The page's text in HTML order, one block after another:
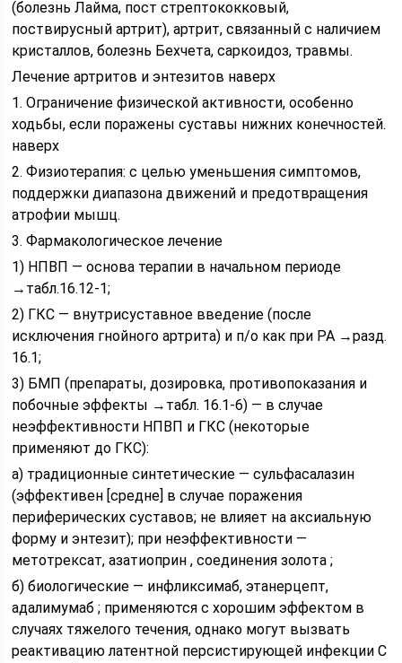
(болезнь Лайма, пост стрептококковый,
поствирусный артрит), артрит, связанный с наличием
кристаллов, болезнь Бехчета, саркоидоз, травмы.
Лечение артритов и энтезитов наверх
1. Ограничение физической активности, особенно
ходьбы, если поражены суставы нижних конечностей.
наверх
2. Физиотерапия: с целью уменьшения симптомов,
поддержки диапазона движений и предотвращения
атрофии мышц.
3. Фармакологическое лечение
1) НПВП — основа терапии в начальном периоде
→табл.16.12-1;
2) ГКС — внутрисуставное введение (после
исключения гнойного артрита) и п/о как при РА →разд.
16.1;
3) БМП (препараты, дозировка, противопоказания и
побочные эффекты →табл. 16.1-6) — в случае
неэффективности НПВП и ГКС (некоторые
применяют до ГКС):
а) традиционные синтетические — сульфасалазин
(эффективен [средне] в случае поражения
периферических суставов; не влияет на аксиальную
форму и энтезит); при неэффективности —
метотрексат, азатиоприн , соединения золота ;
б) биологические — инфликсимаб, этанерцепт,
адалимумаб ; применяются с хорошим эффектом в
случаях тяжелого течения, однако могут вызвать
реактивацию латентной персистирующей инфекции C